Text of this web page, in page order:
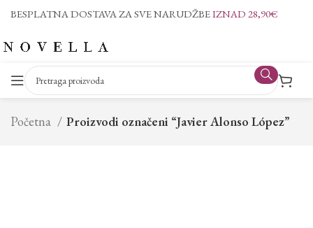
BESPLATNA DOSTAVA ZA SVE NARUDŽBEIZNAD 28,90€
Početna Proizvodi označeni “Javier Alonso López”